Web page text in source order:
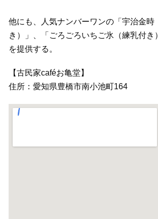
他にも、人気ナンバーワンの「宇治金
き）」、「ごろごろいちご氷（練乳付
を提供する。
【古民家caféお亀堂】
住所：愛知県豊橋市南小池町164